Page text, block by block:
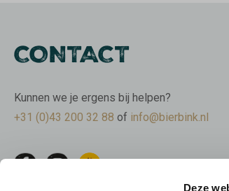
Deze
CONTACT
Kunnen we je ergens bij helpen?
+31 (0)43 200 32 88 of info@bierbink.nl